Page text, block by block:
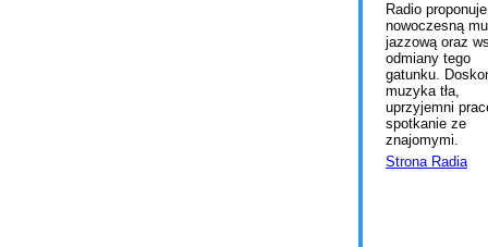
Radio proponuje
nowoczesną
jazzową oraz
odmiany tego
gatunku.
muzyka tła,
uprzyjemni
spotkanie ze
znajomymi.
Strona Radia